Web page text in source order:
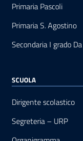
Primaria Pascoli
Primaria S. Agostino
Secondaria I grado
SCUOLA
Dirigente scolastico
Segreteria – URP